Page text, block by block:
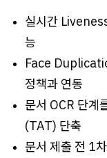
실시간
능
Face
정책과 연동
문서 OCR 단계
(TAT) 단축
문서 제출 전 1